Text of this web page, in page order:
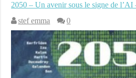
2050 – Un avenir sous le signe de l’AI
stef emma
0